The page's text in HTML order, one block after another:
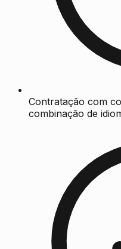
Contratação com
combinação de